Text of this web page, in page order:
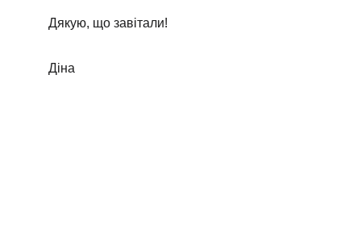
Дякую, що завітали!
Діна